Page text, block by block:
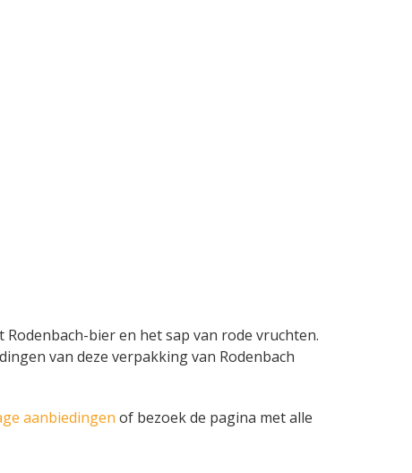
bier en het sap van rode vruchten.
van deze verpakking van Rodenbach
aanbiedingen of bezoek de pagina met alle